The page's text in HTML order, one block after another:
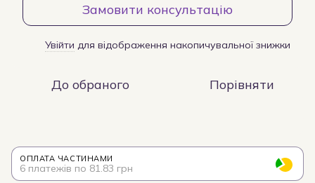
Замовити консультацію
Увійти для відображення накопичувальної знижки
До обраного Порівняти
ОПЛАТА ЧАСТИНАМИ
6 платежів по 81.83 грн